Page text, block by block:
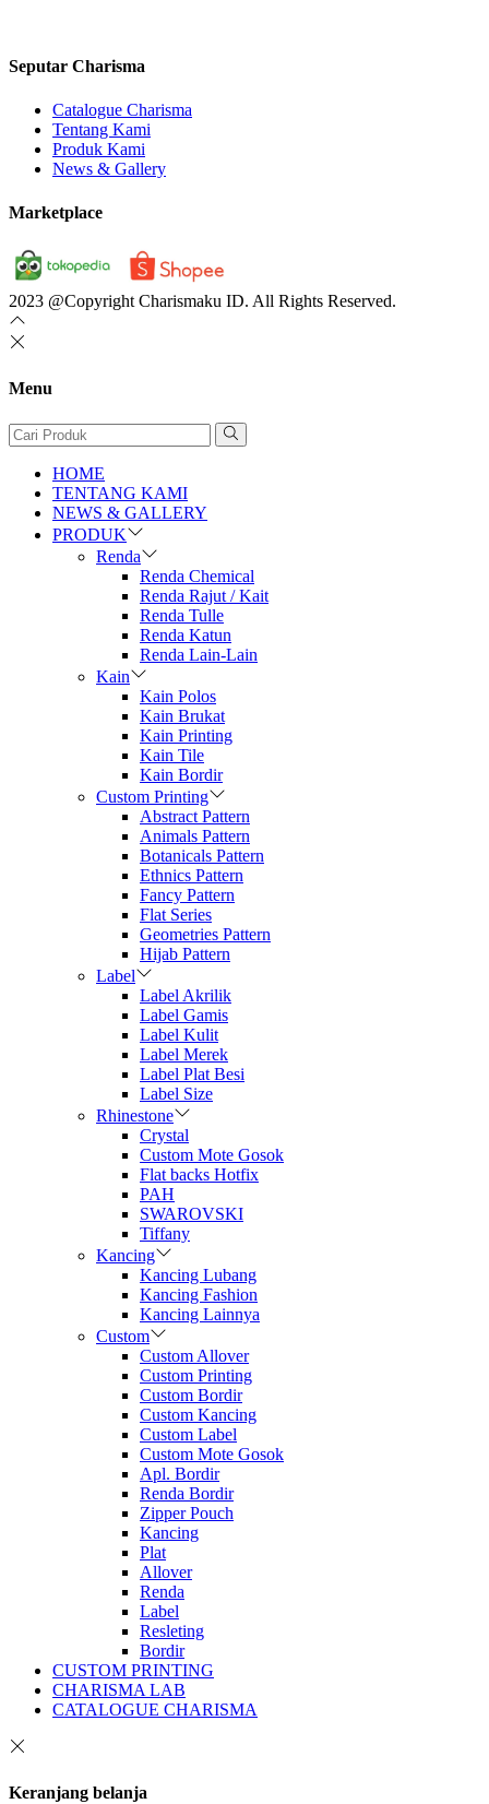
Seputar Charisma
Catalogue Charisma
Tentang Kami
Produk Kami
News & Gallery
Marketplace
2023 @Copyright Charismaku ID. All Rights Reserved.
Menu
HOME
TENTANG KAMI
NEWS & GALLERY
PRODUK
Renda
Renda Chemical
Renda Rajut / Kait
Renda Tulle
Renda Katun
Renda Lain-Lain
Kain
Kain Polos
Kain Brukat
Kain Printing
Kain Tile
Kain Bordir
Custom Printing
Abstract Pattern
Animals Pattern
Botanicals Pattern
Ethnics Pattern
Fancy Pattern
Flat Series
Geometries Pattern
Hijab Pattern
Label
Label Akrilik
Label Gamis
Label Kulit
Label Merek
Label Plat Besi
Label Size
Rhinestone
Crystal
Custom Mote Gosok
Flat backs Hotfix
PAH
SWAROVSKI
Tiffany
Kancing
Kancing Lubang
Kancing Fashion
Kancing Lainnya
Custom
Custom Allover
Custom Printing
Custom Bordir
Custom Kancing
Custom Label
Custom Mote Gosok
Apl. Bordir
Renda Bordir
Zipper Pouch
Kancing
Plat
Allover
Renda
Label
Resleting
Bordir
CUSTOM PRINTING
CHARISMA LAB
CATALOGUE CHARISMA
Keranjang belanja